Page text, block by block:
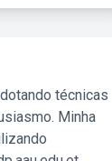
técnicas
Minha